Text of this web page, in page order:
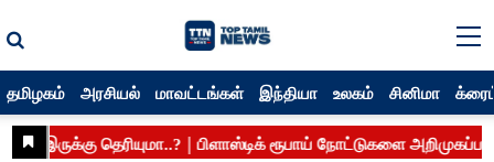
தமிழகம் அரசியல் மாவட்டங்கள் இந்தியா உலகம் சினிமா